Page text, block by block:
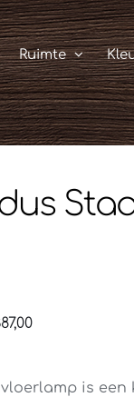
Ruimte
vloerlamp is